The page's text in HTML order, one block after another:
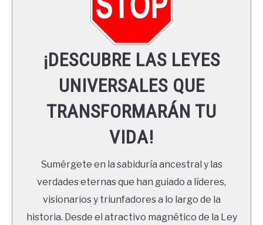
LEYES UNIVERSALES
RECURSOS
NEWSLETTER
¡DESCUBRE LAS LEYES
UNIVERSALES QUE
TRANSFORMARÁN TU
VIDA!
Sumérgete en la sabiduría ancestral y las
verdades eternas que han guiado a líderes,
visionarios y triunfadores a lo largo de la
historia. Desde el atractivo magnético de la Ley